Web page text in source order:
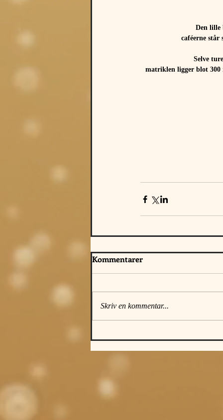
Den lille
caféerne
Selve
matriklen ligger blot 300
Kommentarer
Skriv en kommentar...